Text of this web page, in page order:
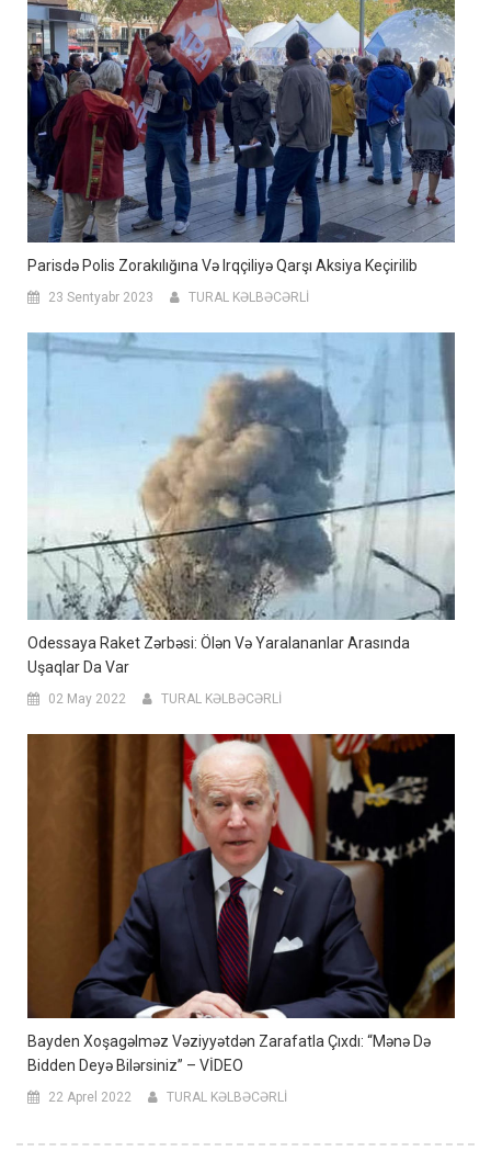
Parisdə Polis Zorakılığına Və Irqçiliyə Qarşı Aksiya Keçirilib
23 Sentyabr 2023 TURAL KƏLBƏCƏRLİ
Odessaya Raket Zərbəsi: Ölən Və Yaralananlar Arasında
Uşaqlar Da Var
02 May 2022 TURAL KƏLBƏCƏRLİ
Bayden Xoşagəlməz Vəziyyətdən Zarafatla Çıxdı: “Mənə Də
Bidden Deyə Bilərsiniz” – VİDEO
22 Aprel 2022 TURAL KƏLBƏCƏRLİ